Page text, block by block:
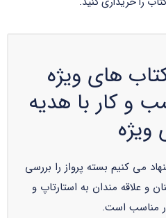
های ویژه
و کار با هدیه
ویژه
می کنیم بسته پرواز را بررسی
و علاقه مندان به استارتاپ و
مناسب است.